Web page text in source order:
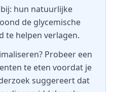
hun natuurlijke
de glycemische
te helpen verlagen.
Probeer een
te eten voordat je
suggereert dat